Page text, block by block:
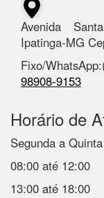
Avenida
Ipatinga-MG
Fixo/
98908-9153
Horário de
Segunda a Quinta
08:00 até 12:00
13:00 até 18:00